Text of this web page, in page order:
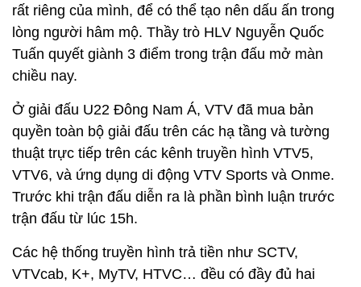
rất riêng của mình, để có thể tạo nên dấu ấn trong
lòng người hâm mộ. Thầy trò HLV Nguyễn Quốc
Tuấn quyết giành 3 điểm trong trận đấu mở màn
chiều nay.
Ở giải đấu U22 Đông Nam Á, VTV đã mua bản
quyền toàn bộ giải đấu trên các hạ tầng và tường
thuật trực tiếp trên các kênh truyền hình VTV5,
VTV6, và ứng dụng di động VTV Sports và Onme.
Trước khi trận đấu diễn ra là phần bình luận trước
trận đấu từ lúc 15h.
Các hệ thống truyền hình trả tiền như SCTV,
VTVcab, K+, MyTV, HTVC… đều có đầy đủ hai